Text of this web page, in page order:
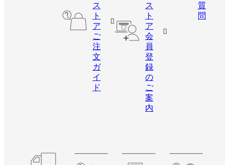
ス
ト
ア
ご
注
文
ガ
イ
ド
ス
ト
ア
会
員
登
録
の
ご
案
内
質
問